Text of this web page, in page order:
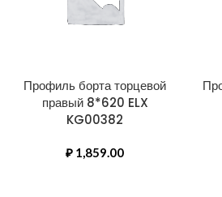
Профиль борта торцевой
правый 8*620 ELX
KG00382
₽ 1,859.00